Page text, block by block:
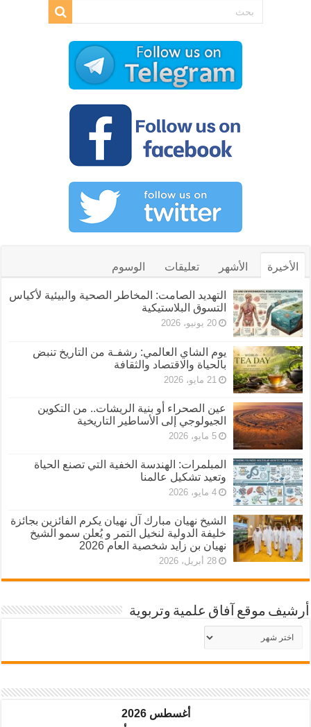
الأخيرة الأشهر تعليقات الوسوم
التهديد الصامت: المخاطر الصحية والبيئية لأكياس
التسوق البلاستيكية
20 يونيو، 2026
يوم الشاي العالمي: رشفـة من التاريخ تنبض
بالحياة والاقتصاد والثقافة
21 مايو، 2026
عين الصحراء أو بنية الريشات.. من التكوين
الجيولوجي إلى الأساطير التاريخية
5 مايو، 2026
المبلمرات: الهندسة الخفية التي تصنع الحياة
وتعيد تشكيل عالمنا
4 مايو، 2026
الشيخ نهيان مبارك آل نهيان يكرم الفائزين بجائزة
خليفة الدولية لنخيل التمر و يُعلن سمو الشيخ
نهيان بن زايد شخصية العام 2026
28 أبريل، 2026
أرشيف موقع آفاق علمية وتربوية
أرشيف
موقع
أغسطس 2026